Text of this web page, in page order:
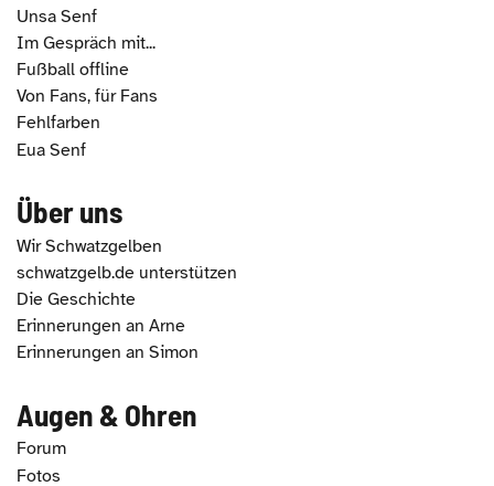
Unsa Senf
Im Gespräch mit...
Fußball offline
Von Fans, für Fans
Fehlfarben
Eua Senf
Über uns
Wir Schwatzgelben
schwatzgelb.de unterstützen
Die Geschichte
Erinnerungen an Arne
Erinnerungen an Simon
Augen & Ohren
Forum
Fotos